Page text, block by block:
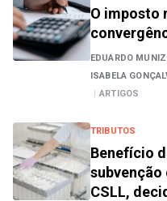
O imposto
EDUARDO
ISABELA
| ARTIGOS
TRIBUTOS
Benefício
subvenção
CSLL,